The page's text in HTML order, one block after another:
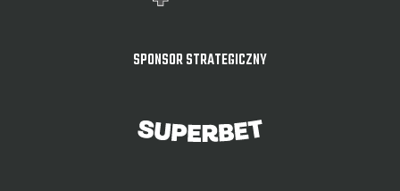
SPONSOR STRATEGICZNY